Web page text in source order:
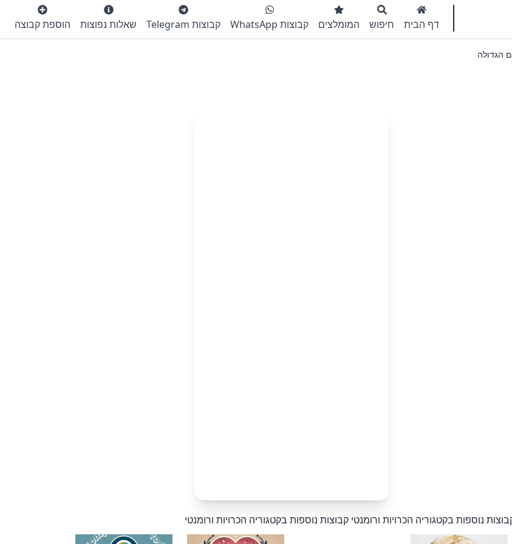
דף הבית חיפוש המומלצים קבוצות WhatsApp קבוצות Telegram שאלות נפוצות הוספת קבוצה
הגדולה בישראל
נוספות בקטגוריה הכרויות ורומנטי קבוצות נוספות בקטגוריה הכרויות ורומנטי